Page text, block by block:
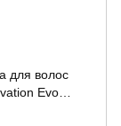
для волос
Evo
Extra Light